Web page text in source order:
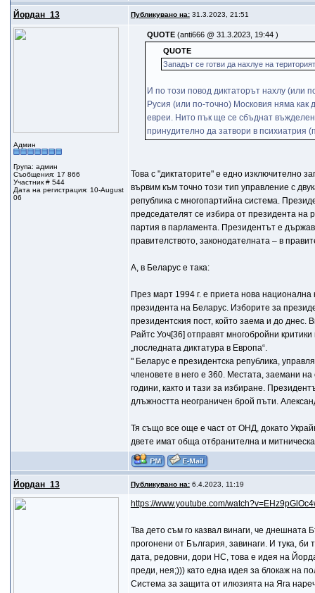
Йордан_13 Публикувано на:31.3.2023, 21:51
Админ
Група: админ
Съобщения: 17 866
Участник # 544
Дата на регистрация: 10-August
06
QUOTE (anti666 @ 31.3.2023, 19:44 )
QUOTE
Западът се готви да нахлуе на
И по този повод диктаторът нахлу (или
Русия (или по-точно) Московия няма как
евреи. Нито пък ще се сбъднат
принудително да затвори в психиатрия
Това с "диктаторите" е едно изключително
вървим към точно този тип управление с
република с многопартийна система.
председателят се избира от президента на
партия в парламента. Президентът е
правителството, законодателната – в
А, в Беларус е така:
През март 1994 г. е приета нова
президента на Беларус. Изборите за
президентския пост, който заема и до
Райтс Уоч[36] отправят многобройни
„последната диктатура в Европа“.
" Беларус е президентска република,
членовете в него е 360. Местата, заемани
години, както и тази за избиране.
длъжността неограничен брой пъти.
Тя също все още е част от ОНД, докато
двете имат обща отбранителна и
Йордан_13 Публикувано на:6.4.2023, 11:19
https://www.youtube.com/
Тва дето съм го казвал винаги, че
прогонени от България, завинаги. И тука,
дата, редовни, дори НС, това е идея на
преди, нея;))) като една идея за блокаж на
Система за защита от илюзията на Яга